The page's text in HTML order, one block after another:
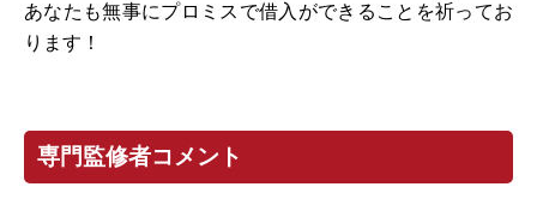
あなたも無事にプロミスで借入ができることを祈ってお
ります！
専門監修者コメント